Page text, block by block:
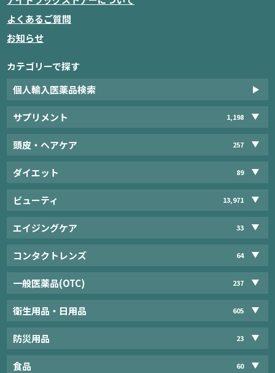
よくあるご質問
お知らせ
カテゴリーで探す
個人輸入医薬品検索
サプリメント 1,198
頭皮・ヘアケア 257
ダイエット 89
ビューティ 13,971
エイジングケア 33
コンタクトレンズ 64
一般医薬品(OTC) 237
衛生用品・日用品 605
防災用品 23
食品 60